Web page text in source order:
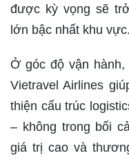
được kỳ vọng sẽ
lớn bậc nhất khu vực.
Ở góc độ vận
Vietravel Airlines
thiện cấu trúc
– không trong bối
giá trị cao và